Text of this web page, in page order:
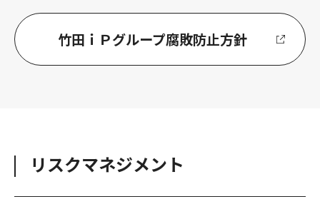
竹田ｉＰグループ腐敗防止方針
リスクマネジメント